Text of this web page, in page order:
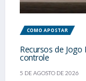
COMO APOSTAR
Recursos de
controle
5 DE AGOSTO DE 2026